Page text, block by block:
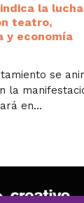
la lucha
teatro,
y economía
se
la
en...